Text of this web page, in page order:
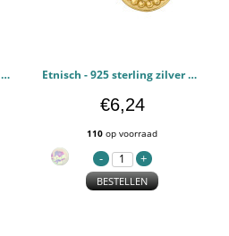
Etnisch - 925 sterling zilver Oorstekers Halfedelsteen PCJW49233 Etnisch - 925 sterling zilver Oorstekers Halfedelsteen PCJW49232
€6,24
110 op voorraad
BESTELLEN